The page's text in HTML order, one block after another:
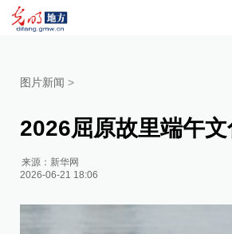
图片新闻 >
2026屈原故里端午
来源： 新华网
2026-06-21 18:06